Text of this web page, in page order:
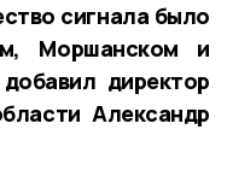
сигнала было
Моршанском и
директор
Александр